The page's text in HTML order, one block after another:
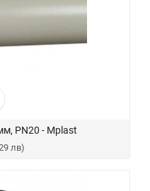
PN20 - Mplast
лв)